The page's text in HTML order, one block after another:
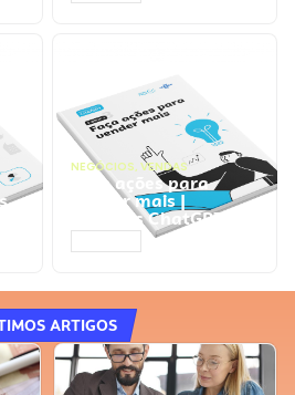
NEGÓCIOS, VENDAS
Faça ações para
vender mais |
Prompts ChatGPT
ARTIGOS